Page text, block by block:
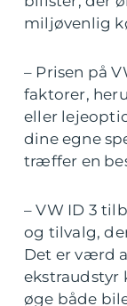
miljøvenlig
– Prisen på
faktorer,
eller
dine egne
træffer en
– VW ID 3
og tilvalg,
Det er værd
ekstraudstyr
øge både